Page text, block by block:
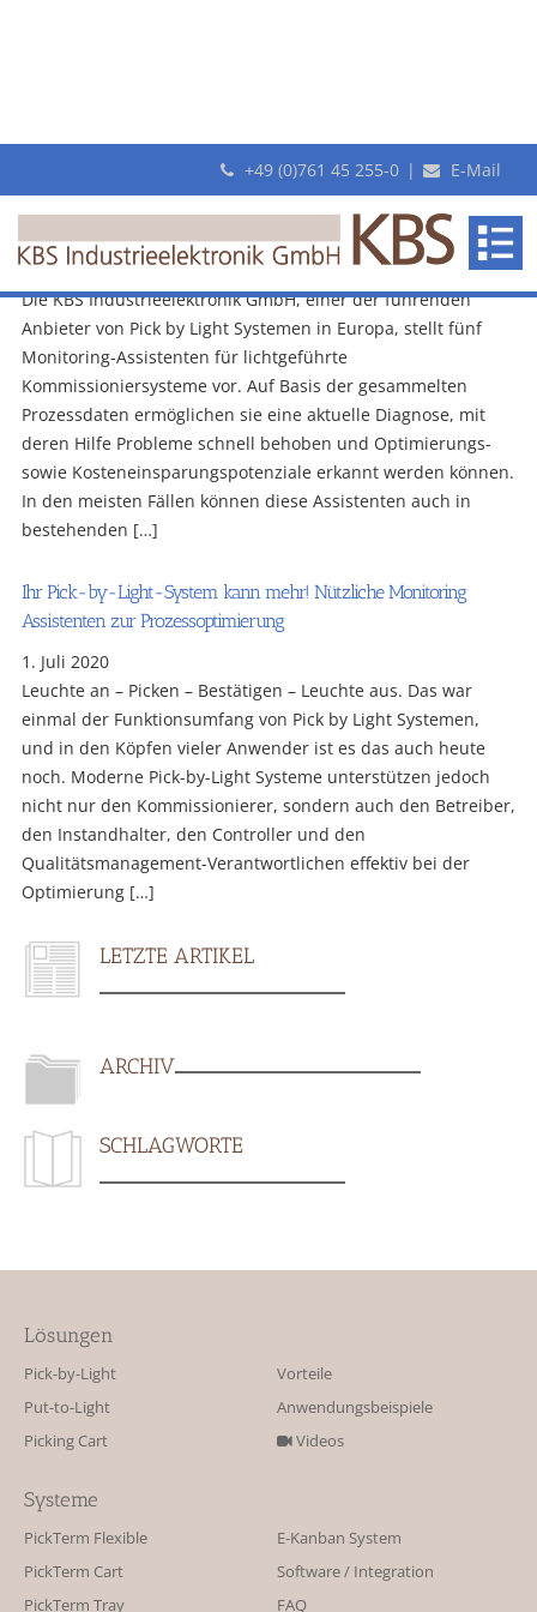
+49 (0)761 45 255-0 | E-Mail
Industrieelektronik
Mit Pick by Light alles im Blick: auch Ihre Prozessdaten
1. Juli 2020
Die KBS Industrieelektronik GmbH, einer der führenden
Anbieter von Pick by Light Systemen in Europa, stellt fünf
Monitoring-Assistenten für lichtgeführte
Kommissioniersysteme vor. Auf Basis der gesammelten
Prozessdaten ermöglichen sie eine aktuelle Diagnose, mit
deren Hilfe Probleme schnell behoben und Optimierungs-
sowie Kosteneinsparungspotenziale erkannt werden können.
In den meisten Fällen können diese Assistenten auch in
bestehenden […]
Ihr Pick-by-Light-System kann mehr! Nützliche Monitoring
Assistenten zur Prozessoptimierung
1. Juli 2020
Leuchte an – Picken – Bestätigen – Leuchte aus. Das war
einmal der Funktionsumfang von Pick by Light Systemen,
und in den Köpfen vieler Anwender ist es das auch heute
noch. Moderne Pick-by-Light Systeme unterstützen jedoch
nicht nur den Kommissionierer, sondern auch den Betreiber,
den Instandhalter, den Controller und den
Qualitätsmanagement-Verantwortlichen effektiv bei der
Optimierung […]
LETZTE ARTIKEL
ARCHIV
SCHLAGWORTE
Lösungen
Pick-by-Light
Put-to-Light
Picking Cart
Vorteile
Anwendungsbeispiele
Videos
Systeme
PickTerm Flexible
PickTerm Cart
PickTerm Tray
E-Kanban System
Software / Integration
FAQ